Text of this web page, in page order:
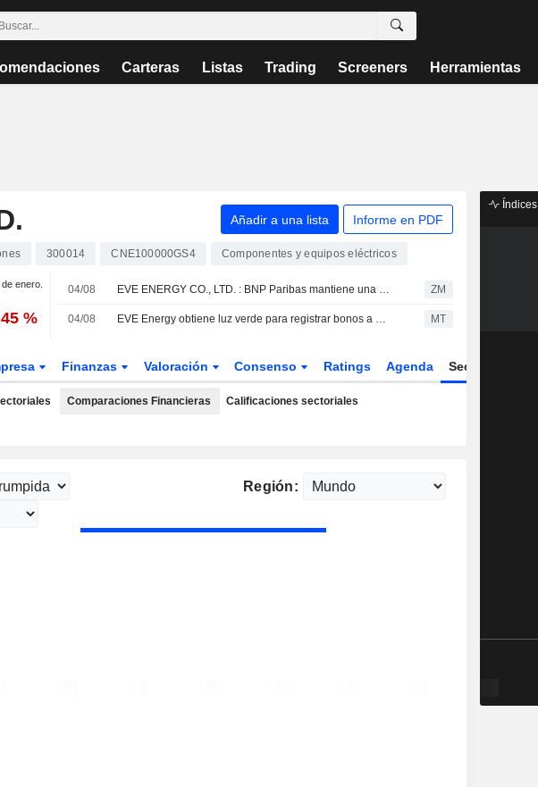
Carteras Listas Trading Screeners Herramientas
Añadir a una lista Informe en PDF
300014 CNE100000GS4 Componentes y equipos eléctricos
enero.
%
04/08 EVE ENERGY CO., LTD. : BNP Paribas mantiene una recomendación de compra. ZM
04/08 EVE Energy obtiene luz verde para registrar bonos a medio plazo por 3.000 millones de yuanes MT
Finanzas Valoración Consenso Ratings Agenda Sector
Comparaciones Financieras Calificaciones sectoriales
Región:
Índices